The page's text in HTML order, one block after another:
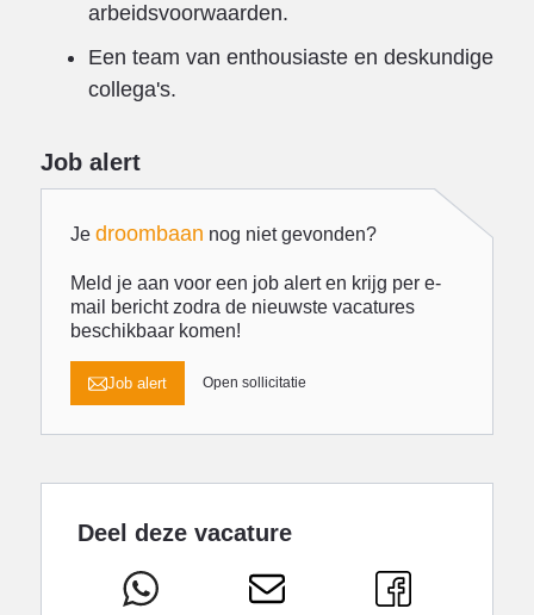
arbeidsvoorwaarden.
Een team van enthousiaste en deskundige
collega's.
Job alert
Je droombaan nog niet gevonden?
Meld je aan voor een job alert en krijg per e-
mail bericht zodra de nieuwste vacatures
beschikbaar komen!
Job alert Open sollicitatie
Deel deze vacature